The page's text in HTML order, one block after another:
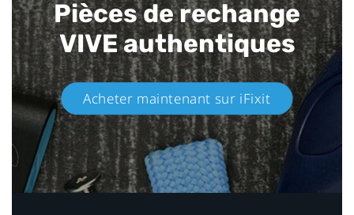
Pièces de rechange
VIVE authentiques​
Acheter maintenant sur iFixit​